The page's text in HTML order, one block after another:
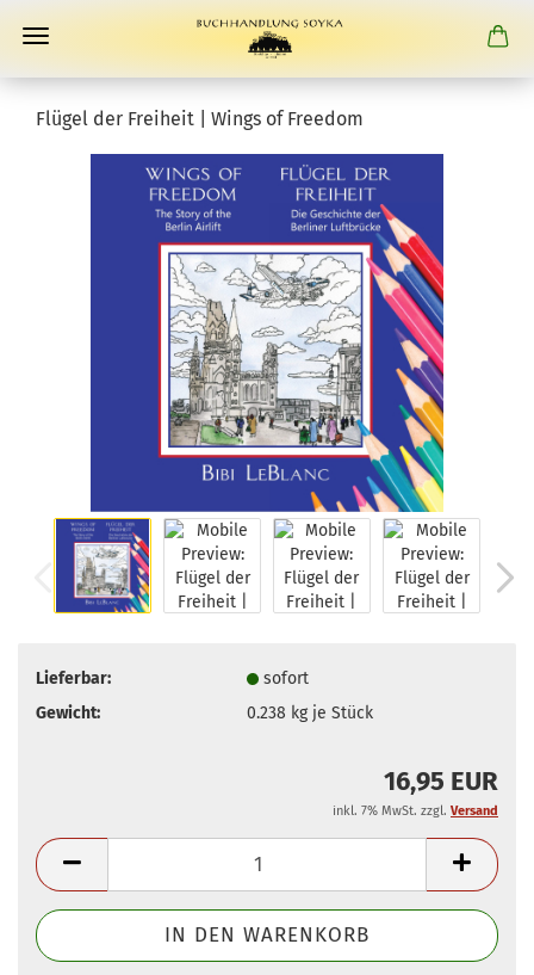
Flügel der Freiheit | Wings of Freedom
Lieferbar:
sofort
Gewicht:
0.238 kg je Stück
16,95 EUR
inkl. 7% MwSt. zzgl. Versand